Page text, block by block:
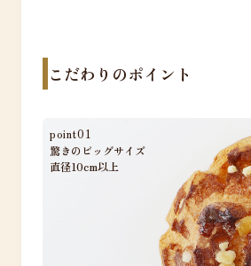
こだわりのポイント
point01
驚きのビッグサイズ
直径10cm以上